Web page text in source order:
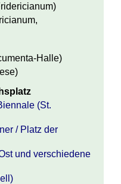
Halle)
(St.
/ Platz der
und verschiedene